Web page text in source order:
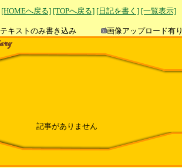
[HOMEへ戻る] [TOPへ戻る] [日記を書く] [一覧表示]
テキストのみ書き込み
画像アップロード有り
記事がありません